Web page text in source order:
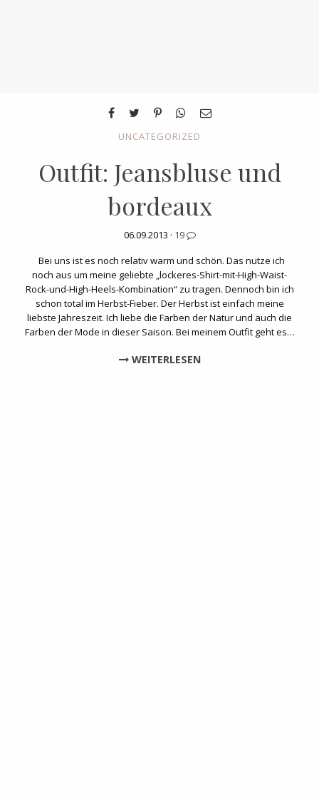
UNCATEGORIZED
Outfit: Jeansbluse und
bordeaux
06.09.2013 · 19
Bei uns ist es noch relativ warm und schön. Das nutze ich
noch aus um meine geliebte „lockeres-Shirt-mit-High-Waist-
Rock-und-High-Heels-Kombination“ zu tragen. Dennoch bin ich
schon total im Herbst-Fieber. Der Herbst ist einfach meine
liebste Jahreszeit. Ich liebe die Farben der Natur und auch die
Farben der Mode in dieser Saison. Bei meinem Outfit geht es…
WEITERLESEN